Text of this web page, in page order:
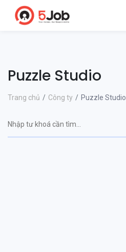
Puzzle Studio
Trang chủ Công ty Puzzle Studio